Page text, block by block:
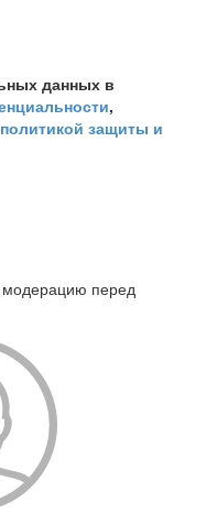
данных в
,
политикой защиты и
модерацию перед